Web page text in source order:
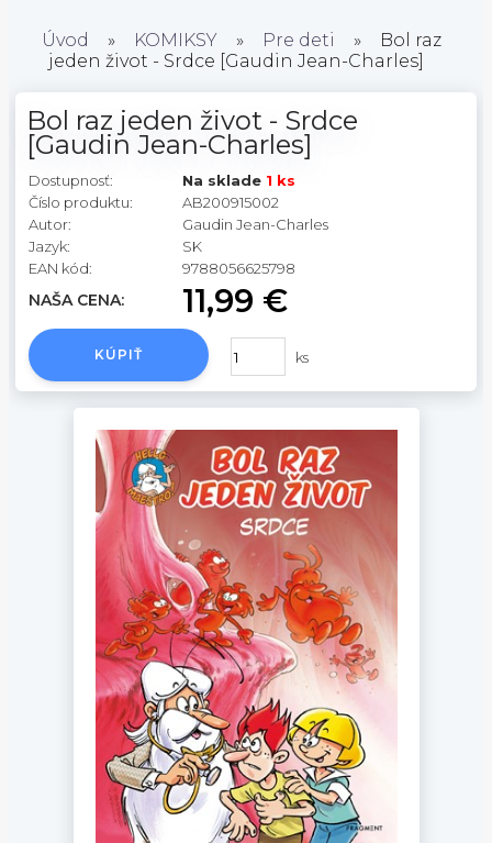
Úvod » KOMIKSY » Pre deti »
Bol raz
jeden život - Srdce [Gaudin Jean-Charles]
Bol raz jeden život - Srdce
[Gaudin Jean-Charles]
Dostupnosť: Na sklade 1 ks
Číslo produktu:
AB200915002
Autor:
Gaudin Jean-Charles
Jazyk:
SK
EAN kód:
9788056625798
NAŠA CENA: 11,99 €
ks
KÚPIŤ